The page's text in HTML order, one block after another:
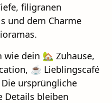
filigranen
und dem Charme
wie dein 🏡 Zuhause,
☕ Lieblingscafé
ursprüngliche
Details bleiben